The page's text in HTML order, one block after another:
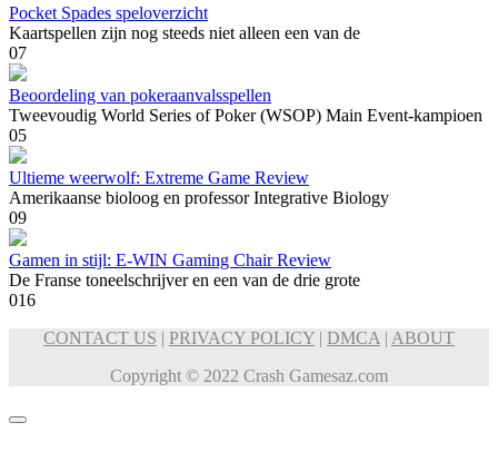
Pocket Spades speloverzicht
Kaartspellen zijn nog steeds niet alleen een van de
07
Beoordeling van pokeraanvalsspellen
Tweevoudig World Series of Poker (WSOP) Main Event-kampioen
05
Ultieme weerwolf: Extreme Game Review
Amerikaanse bioloog en professor Integrative Biology
09
Gamen in stijl: E-WIN Gaming Chair Review
De Franse toneelschrijver en een van de drie grote
016
CONTACT US | PRIVACY POLICY | DMCA | ABOUT
Copyright © 2022 Crash Gamesaz.com